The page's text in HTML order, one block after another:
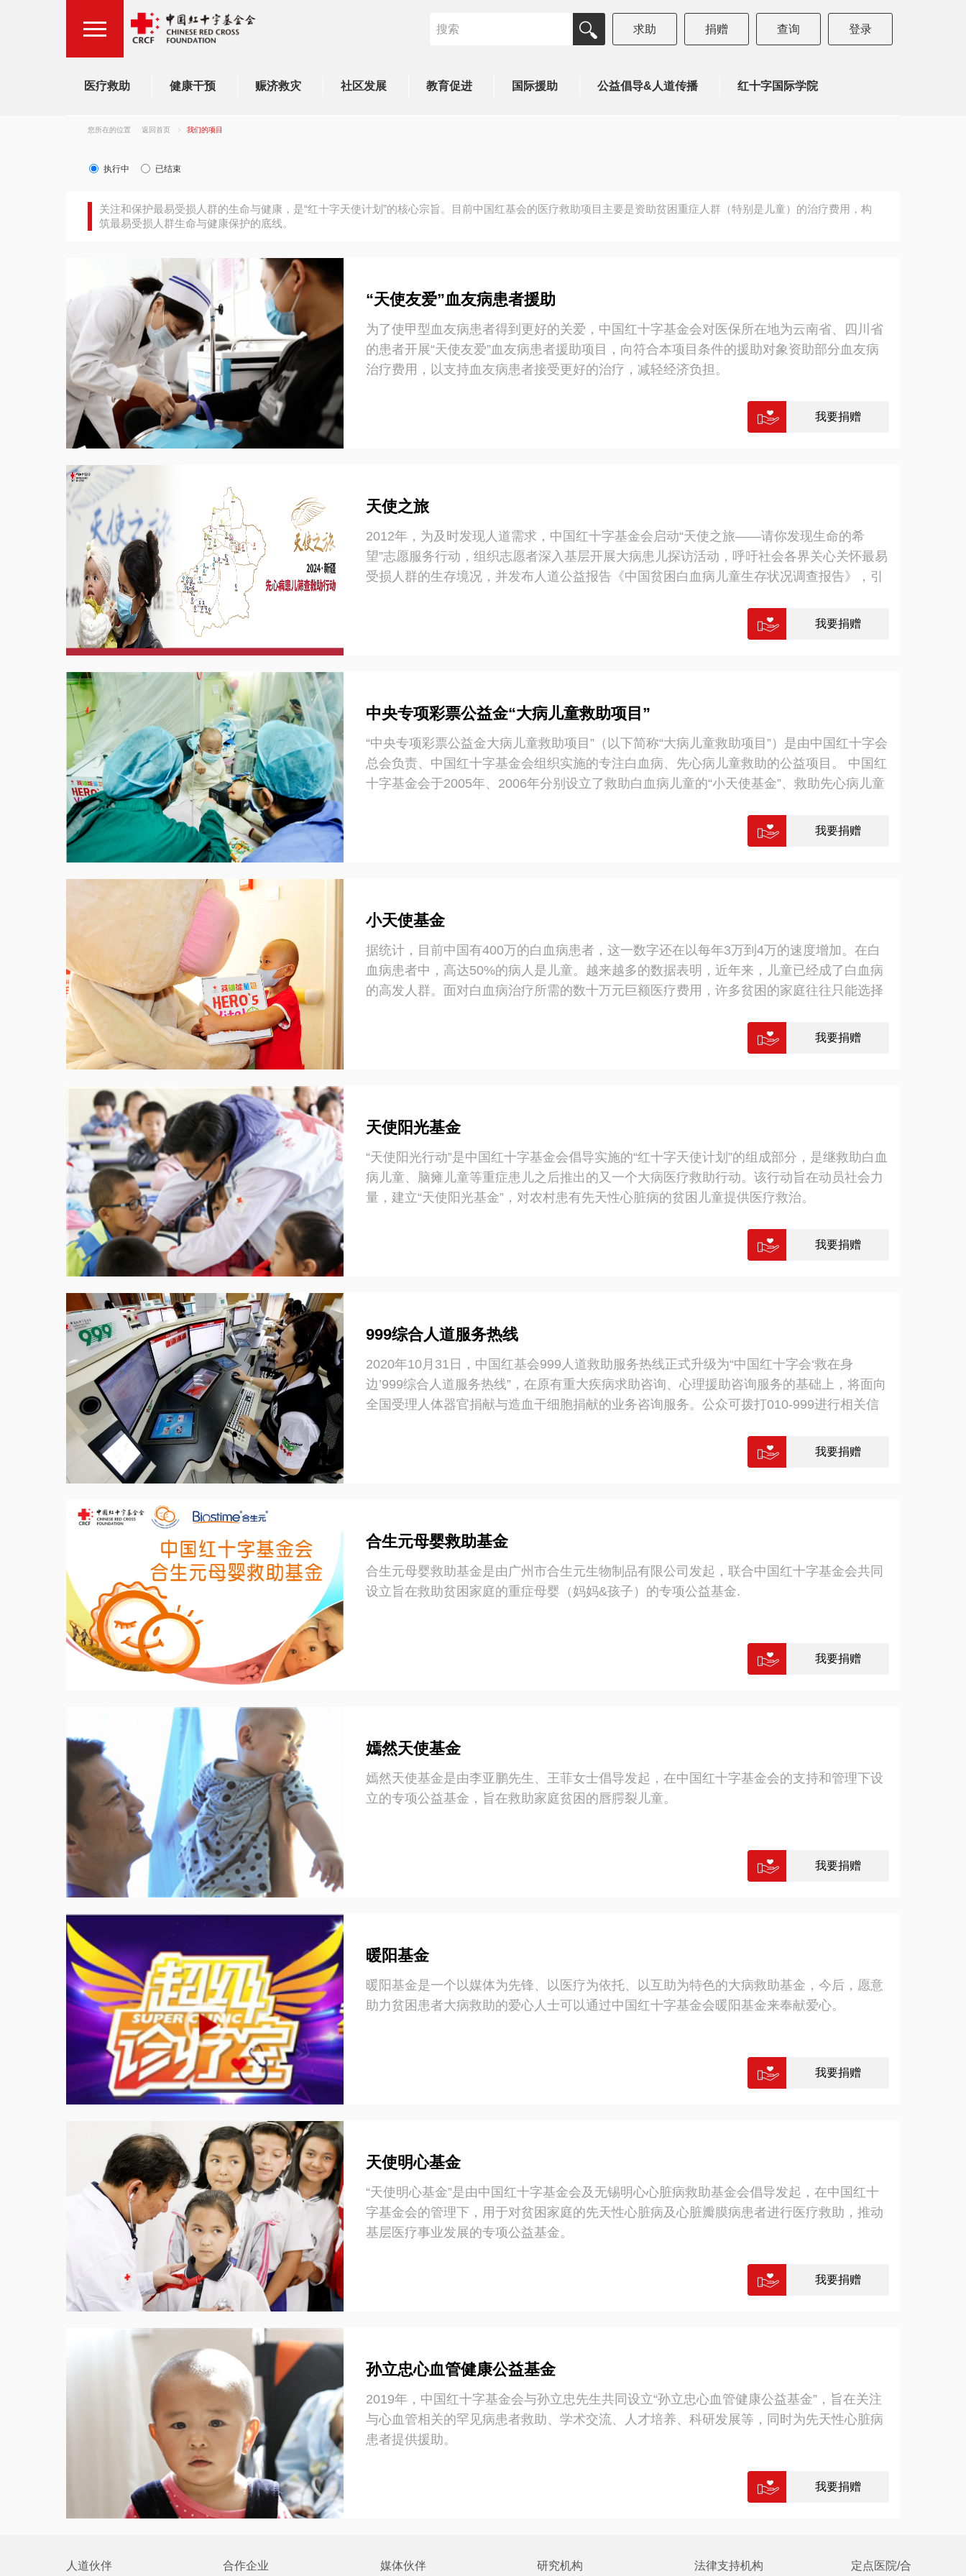
登录
查询
捐赠
求助
医疗救助 健康干预 赈济救灾 社区发展 教育促进 国际援助 公益倡导&人道传播 红十字国际学院
您所在的位置 返回首页 我们的项目
执行中 已结束
关注和保护最易受损人群的生命与健康，是“红十字天使计划”的核心宗旨。目前中国红基会的医疗救助项目主要是资助贫困重症人群（特别是儿童）的治疗费用，构
筑最易受损人群生命与健康保护的底线。
“天使友爱”血友病患者援助
为了使甲型血友病患者得到更好的关爱，中国红十字基金会对医保所在地为云南省、四川省
的患者开展“天使友爱”血友病患者援助项目，向符合本项目条件的援助对象资助部分血友病
治疗费用，以支持血友病患者接受更好的治疗，减轻经济负担。
我要捐赠
天使之旅
2012年，为及时发现人道需求，中国红十字基金会启动“天使之旅——请你发现生命的希
望”志愿服务行动，组织志愿者深入基层开展大病患儿探访活动，呼吁社会各界关心关怀最易
受损人群的生存境况，并发布人道公益报告《中国贫困白血病儿童生存状况调查报告》，引
至2022年底，已累计救助白血病、先心病患儿超过81000人，其中，中央专项彩票公益金投
我要捐赠
中央专项彩票公益金“大病儿童救助项目”
“中央专项彩票公益金大病儿童救助项目”（以下简称“大病儿童救助项目”）是由中国红十字会
总会负责、中国红十字基金会组织实施的专注白血病、先心病儿童救助的公益项目。 中国红
十字基金会于2005年、2006年分别设立了救助白血病儿童的“小天使基金”、救助先心病儿童
血病、先心病儿童救助纳入“中央专项彩票公益金”支持范围。 截至2021年12月31日，“中央
专项彩票公益金大病儿童救助项目”累计拨付资金18.8926亿元，救助白血病、先心病儿童超
字会和合作医院一起，致力于为更多的白血病、先心病儿童提供更好的人道救助。 所获荣
誉： 凭借透明规范的管理、高效的执行以及突出的社会效益，该项目被业界定义为“彩票公
益金零质疑项目”。 2013年，“小天使基金”荣获民政部 第八届“中华慈善奖”； 2014年，大病
儿童救助项目荣获中央国家机关工委“基层服务型党组织建设优秀品牌”称号； 2018年，作为
我要捐赠
小天使基金
据统计，目前中国有400万的白血病患者，这一数字还在以每年3万到4万的速度增加。在白
血病患者中，高达50%的病人是儿童。越来越多的数据表明，近年来，儿童已经成了白血病
的高发人群。面对白血病治疗所需的数十万元巨额医疗费用，许多贫困的家庭往往只能选择
我要捐赠
天使阳光基金
“天使阳光行动”是中国红十字基金会倡导实施的“红十字天使计划”的组成部分，是继救助白血
病儿童、脑瘫儿童等重症患儿之后推出的又一个大病医疗救助行动。该行动旨在动员社会力
量，建立“天使阳光基金”，对农村患有先天性心脏病的贫困儿童提供医疗救治。
我要捐赠
999综合人道服务热线
2020年10月31日，中国红基会999人道救助服务热线正式升级为“中国红十字会‘救在身
边’999综合人道服务热线”，在原有重大疾病求助咨询、心理援助咨询服务的基础上，将面向
全国受理人体器官捐献与造血干细胞捐献的业务咨询服务。公众可拨打010-999进行相关信
我要捐赠
合生元母婴救助基金
合生元母婴救助基金是由广州市合生元生物制品有限公司发起，联合中国红十字基金会共同
设立旨在救助贫困家庭的重症母婴（妈妈&孩子）的专项公益基金.
我要捐赠
嫣然天使基金
嫣然天使基金是由李亚鹏先生、王菲女士倡导发起，在中国红十字基金会的支持和管理下设
立的专项公益基金，旨在救助家庭贫困的唇腭裂儿童。
我要捐赠
暖阳基金
暖阳基金是一个以媒体为先锋、以医疗为依托、以互助为特色的大病救助基金，今后，愿意
助力贫困患者大病救助的爱心人士可以通过中国红十字基金会暖阳基金来奉献爱心。
我要捐赠
天使明心基金
“天使明心基金”是由中国红十字基金会及无锡明心心脏病救助基金会倡导发起，在中国红十
字基金会的管理下，用于对贫困家庭的先天性心脏病及心脏瓣膜病患者进行医疗救助，推动
基层医疗事业发展的专项公益基金。
我要捐赠
孙立忠心血管健康公益基金
2019年，中国红十字基金会与孙立忠先生共同设立“孙立忠心血管健康公益基金”，旨在关注
与心血管相关的罕见病患者救助、学术交流、人才培养、科研发展等，同时为先天性心脏病
患者提供援助。
我要捐赠
人道伙伴 合作企业 媒体伙伴 研究机构 法律支持机构 定点医院/合作医院